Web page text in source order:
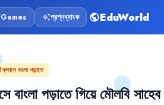
auto_awesomeপ্রশ্নব্যাংক publicEduWorld
বাংলা পড়ানো
বাংলা পড়াতে গিয়ে মৌলবি সাহেব